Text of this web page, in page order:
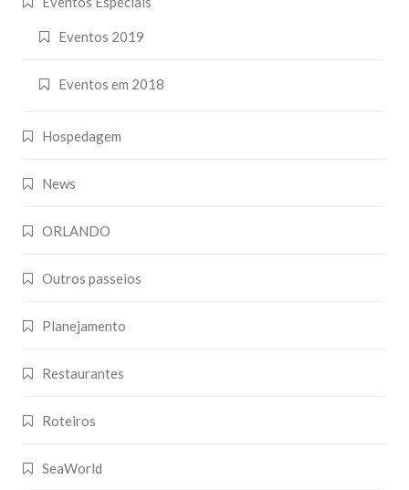
Eventos 2019
Eventos em 2018
Hospedagem
News
ORLANDO
Outros passeios
Planejamento
Restaurantes
Roteiros
SeaWorld